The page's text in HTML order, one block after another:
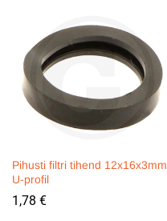
Pihusti filtri tihend 12x16x3mm
U-profil
1,78 €